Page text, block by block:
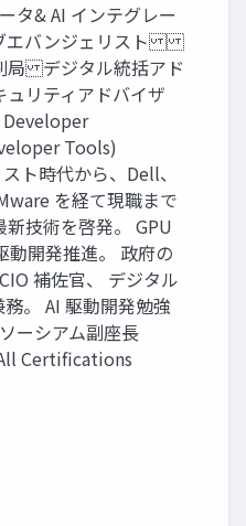
& AI インテグレー
エバンジェリスト
デジタル統括アド
リティアドバイザ
Tools)
ト時代から、Dell、
を経て現職まで
技術を啓発。 GPU
動開発推進。 政府の
補佐官、 デジタル
。 AI 駆動開発勉強
ーシアム副座長
Certifications